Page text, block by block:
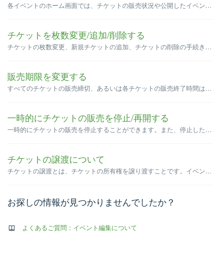
各イベントのホーム画面では、チケットの販売状況や公開したイベントページのページビューを確認できます。 ホーム画面へのアクセス方法 チケットの販売状況 ページビュー 上位リファラー ホーム画面へのアクセス方法 1.画面右上の表示名をクリックして、「マイグループ / イベント」を選...
チケットを枚数変更/追加/削除する
チケットの枚数変更、新規チケットの追加、チケットの削除の手続きは、チケット編集画面から行えます。 チケット編集画面へのアクセス方法 チケット枚数（販売予定数）の変更方法 チケットの追加方法 チケットの削除方法 チケット編集画面へのアクセス方法 1. 画面右上の表示名をクリ...
販売期限を変更する
すべてのチケットの販売締切、あるいは各チケットの販売終了時間は変更することができます。 ※販売開始時間は、イベント公開後に設定および変更できません。イベント公開後に新たにチケットを追加する場合も、販売開始時間の設定はできません。イベント公開前にすべてのチケットの販売開始時間を設定する必要があります。 ...
一時的にチケットの販売を停止/再開する
一時的にチケットの販売を停止することができます。また、停止したチケットはいつでも販売再開が可能です。 チケット編集画面へのアクセス方法 チケットの販売を停止する チケットの販売を再開する チケット編集画面へのアクセス方法 1. 画面右上の表示名をクリックして「マイグルー...
チケットの譲渡について
チケットの譲渡とは、チケットの所有権を譲り渡すことです。イベント主催者が譲渡を許可している場合に限り、参加者は申し込んだチケットを譲渡できます。 例） ・チケット申込者が都合により参加できなくなった場合 ・複数枚のチケットを同時に申し込んだチケット申込者が、イベント当日に同伴者とは別々に入場したい場合 ...
お探しの情報が見つかりませんでしたか？
よくあるご質問：イベント編集について